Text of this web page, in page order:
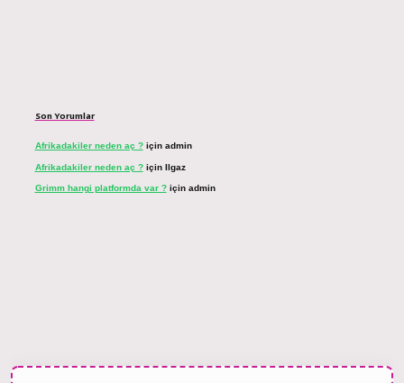
Son Yorumlar
Afrikadakiler neden aç ?için admin
Afrikadakiler neden aç ?için Ilgaz
Grimm hangi platformda var ?için admin